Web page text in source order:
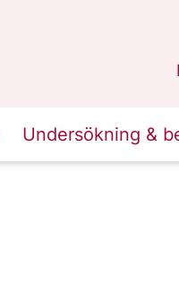
Undersökning &